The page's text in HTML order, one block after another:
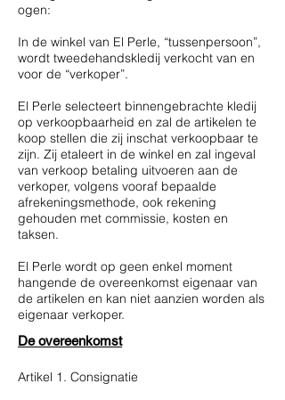
ogen:
In de winkel van El Perle, “tussenpersoon”,
wordt tweedehandskledij verkocht van en
voor de “verkoper”.
El Perle selecteert binnengebrachte kledij
op verkoopbaarheid en zal de artikelen te
koop stellen die zij inschat verkoopbaar te
zijn. Zij etaleert in de winkel en zal ingeval
van verkoop betaling uitvoeren aan de
verkoper, volgens vooraf bepaalde
afrekeningsmethode, ook rekening
gehouden met commissie, kosten en
taksen.
El Perle wordt op geen enkel moment
hangende de overeenkomst eigenaar van
de artikelen en kan niet aanzien worden als
eigenaar verkoper.
De overeenkomst
Artikel 1. Consignatie